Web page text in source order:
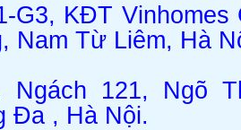
G3, KĐT Vinhomes
Nam Từ Liêm, Hà
121, Ngõ
Đa , Hà Nội.